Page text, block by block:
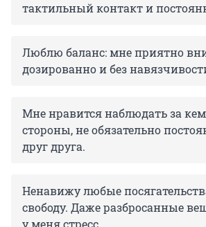
тактильный контакт и
Люблю баланс: мне приятно
дозированно и без
Мне нравится наблюдать за
стороны, не обязательно
друг друга.
Ненавижу любые
свободу. Даже разбросанные
у меня стресс.